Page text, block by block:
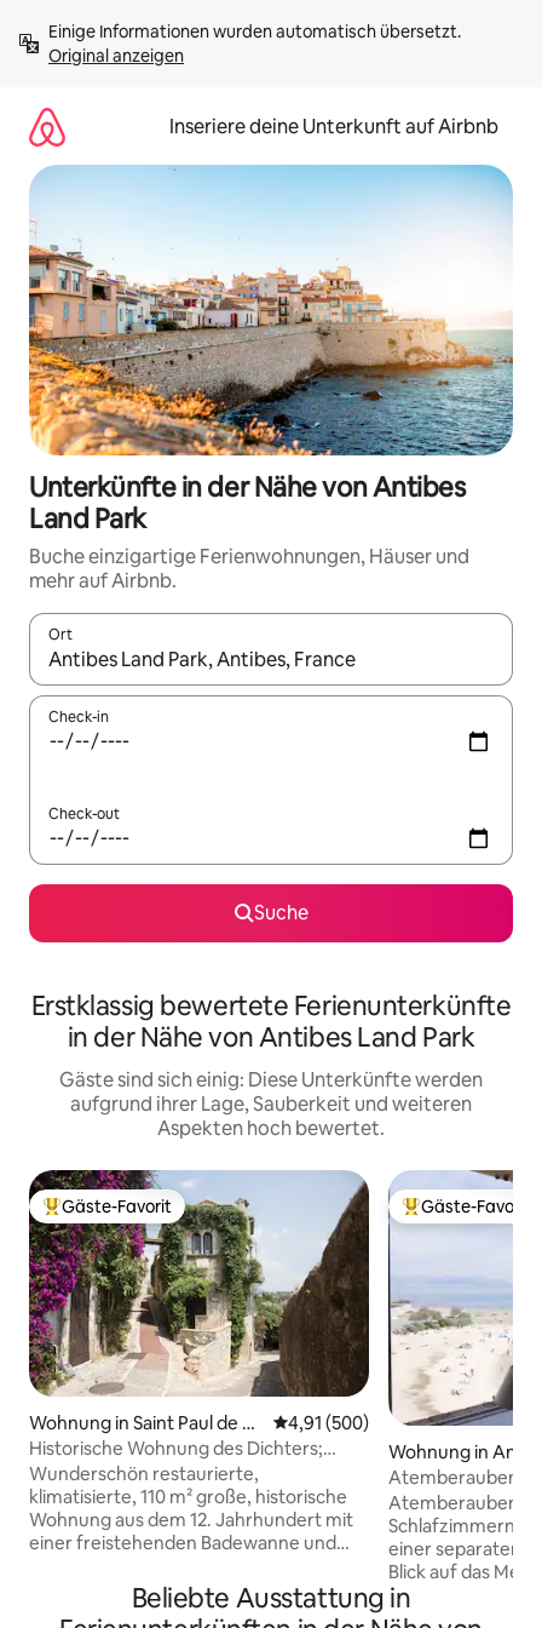
Inhalten
springenOriginal anzeigen
Inseriere deine Unterkunft auf Airbnb
Unterkünfte in der Nähe von Antibes
Land Park
Buche einzigartige Ferienwohnungen, Häuser und
mehr auf Airbnb.
Ort
Wenn Ergebnisse verfügbar sind, navigiere mit den
Check-in
Check-out
Suche
Erstklassig bewertete Ferienunterkünfte
in der Nähe von Antibes Land Park
Gäste sind sich einig: Diese Unterkünfte werden
aufgrund ihrer Lage, Sauberkeit und weiteren
Aspekten hoch bewertet.
Beliebter Gäste-Favorit.
Gäste-Favorit
Wohnung in Saint Paul de Ve
nce
Durchschnittliche Bewertung:
4,91 (500)
Historische Wohnung des Dichters;
Heimat von Jacques Prevert
Wunderschön restaurierte,
klimatisierte, 110 m² große, historische
Wohnung aus dem 12. Jahrhundert mit
einer freistehenden Badewanne und
mit Blick auf das Meer und die Berge im
Herzen eines mittelalterlichen Dorfes. In
Beliebter Gäste-
Gäste-Favorit
Wohnung in
4 Personen,
Klimaanlage/
Schlafzimmern
einer separaten
Blick auf das
Berge. Mit allen
Beliebte Ausstattung in